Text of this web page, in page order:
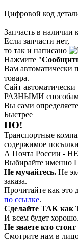
Цифровой код
Запчасть в наличии
Если запчасти нет,
то так и написано
Нажмите "
Вам автоматически
товара.
Сайт автоматически
РАЗНЫМИ
Вы сами
Быстрее
НО!
Транспортные
содержимое
А Почта России -
Выбирайте именно
Не мучайтесь. Не
заказа.
Прочитайте как это
по ссылке.
Сделайте ТАК
И всем будет хорошо.
Не знаете кто
Смотрите нам в